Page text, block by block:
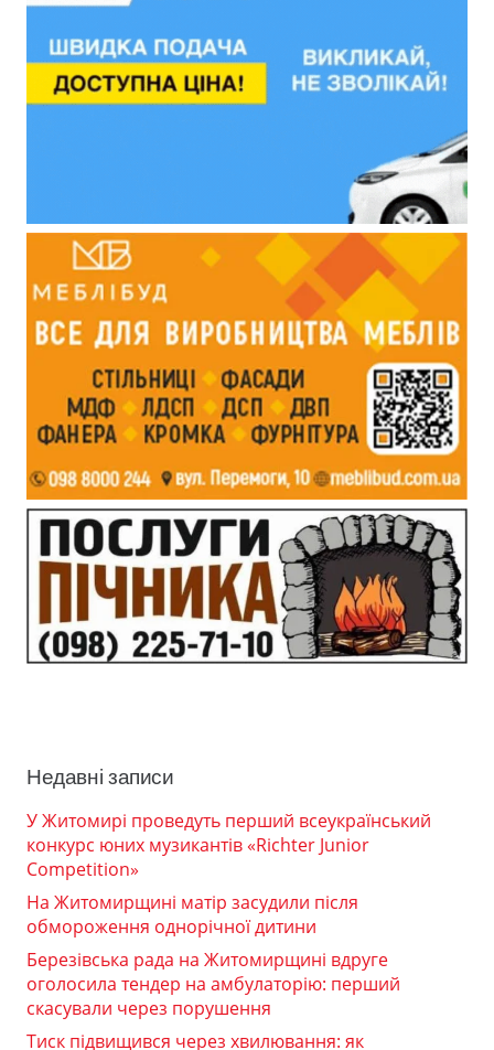
Недавні записи
У Житомирі проведуть перший всеукраїнський
конкурс юних музикантів «Richter Junior
Competition»
На Житомирщині матір засудили після
обмороження однорічної дитини
Березівська рада на Житомирщині вдруге
оголосила тендер на амбулаторію: перший
скасували через порушення
Тиск підвищився через хвилювання: як